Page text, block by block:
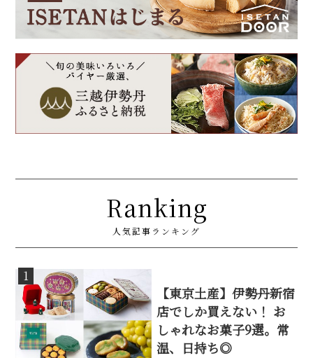
Ranking
人気記事ランキング
1
【東京土産】伊勢丹新宿
店でしか買えない！ お
しゃれなお菓子9選。常
温、日持ち◎